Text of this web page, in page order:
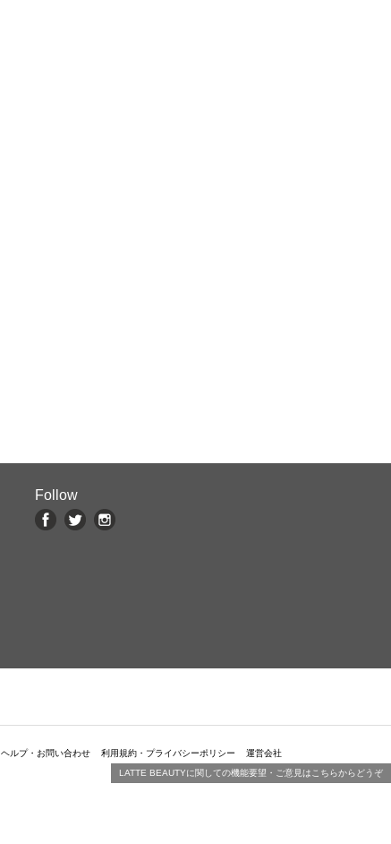
Follow
ヘルプ・お問い合わせ 利用規約・プライバシーポリシー
運営会社
LATTE BEAUTYに関しての機能要望・ご意見はこちらからどうぞ